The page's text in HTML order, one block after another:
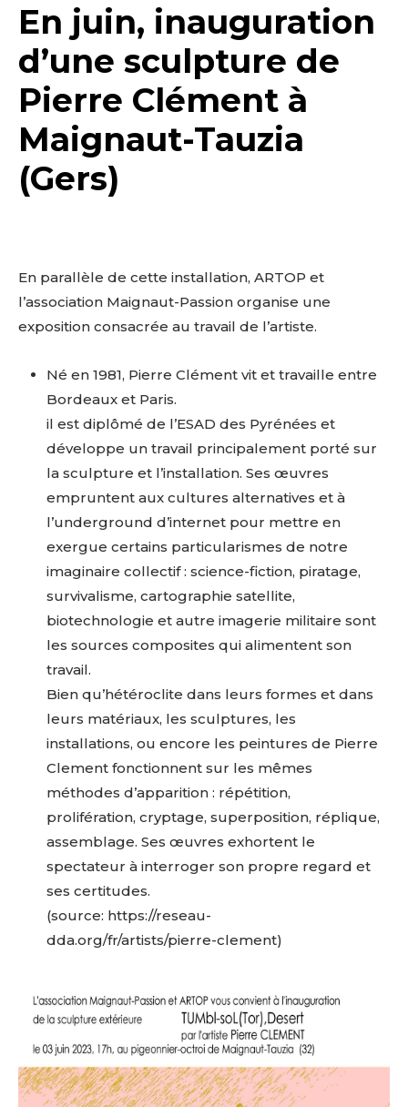
En juin, inauguration
d’une sculpture de
Pierre Clément à
Maignaut-Tauzia
(Gers)
En parallèle de cette installation, ARTOP et
l’association Maignaut-Passion organise une
exposition consacrée au travail de l’artiste.
Né en 1981, Pierre Clément vit et travaille entre
Bordeaux et Paris.
il est diplômé de l’ESAD des Pyrénées et
développe un travail principalement porté sur
la sculpture et l’installation. Ses œuvres
empruntent aux cultures alternatives et à
l’underground d’internet pour mettre en
exergue certains particularismes de notre
imaginaire collectif : science-fiction, piratage,
survivalisme, cartographie satellite,
biotechnologie et autre imagerie militaire sont
les sources composites qui alimentent son
travail.
Bien qu’hétéroclite dans leurs formes et dans
leurs matériaux, les sculptures, les
installations, ou encore les peintures de Pierre
Clement fonctionnent sur les mêmes
méthodes d’apparition : répétition,
prolifération, cryptage, superposition, réplique,
assemblage. Ses œuvres exhortent le
spectateur à interroger son propre regard et
ses certitudes.
(source: https://reseau-
dda.org/fr/artists/pierre-clement)